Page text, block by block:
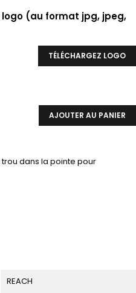
(au format jpg, jpeg,
TÉLÉCHARGEZ LOGO
AJOUTER AU PANIER
dans la pointe pour
REACH